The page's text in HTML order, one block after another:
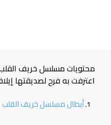
اعترفت به فرح لصديقتها
أبطال مسلسل خريف القلب